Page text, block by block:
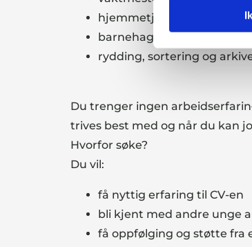
hjemmetjenesten,
barnehage, SFO
rydding, sortering og
Du trenger ingen
trives best med og når du kan
Hvorfor søke?
Du vil:
få nyttig erfaring til CV-en
bli kjent med andre unge
få oppfølging og støtte fra